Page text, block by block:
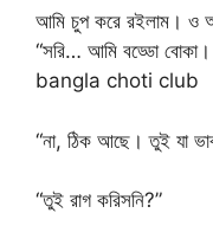
আমি চুপ করে রইলাম। ও
“সরি… আমি বড্ডো বোকা।
bangla choti club
“না, ঠিক আছে। তুই যা
“তুই রাগ করিসনি?”